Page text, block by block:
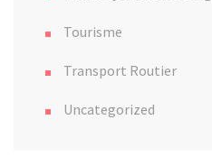
Tourisme
Transport Routier
Uncategorized